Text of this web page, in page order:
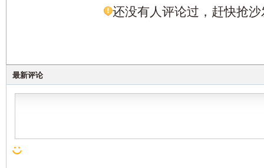
还没有人评论过，赶快抢沙
最新评论